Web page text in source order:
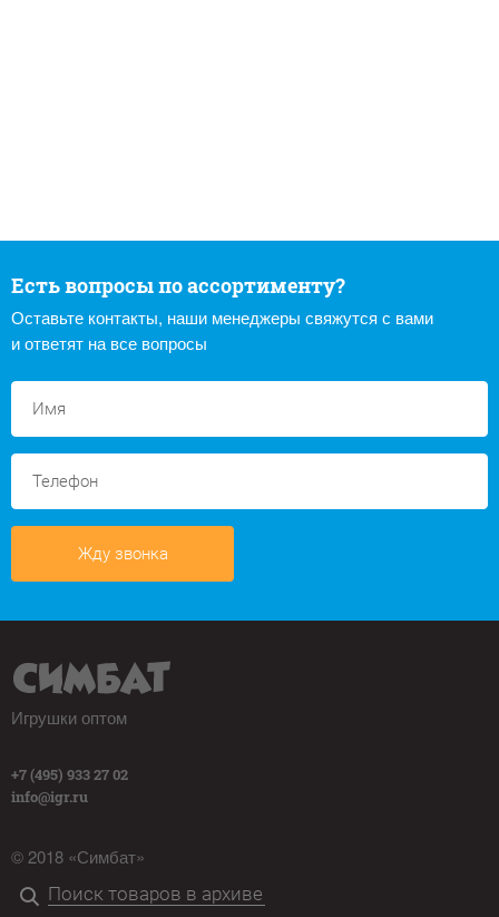
Есть вопросы по ассортименту?
Оставьте контакты, наши менеджеры свяжутся с вами
и ответят на все вопросы
Жду звонка
Игрушки оптом
+7 (495) 933 27 02
info@igr.ru
© 2018 «Симбат»